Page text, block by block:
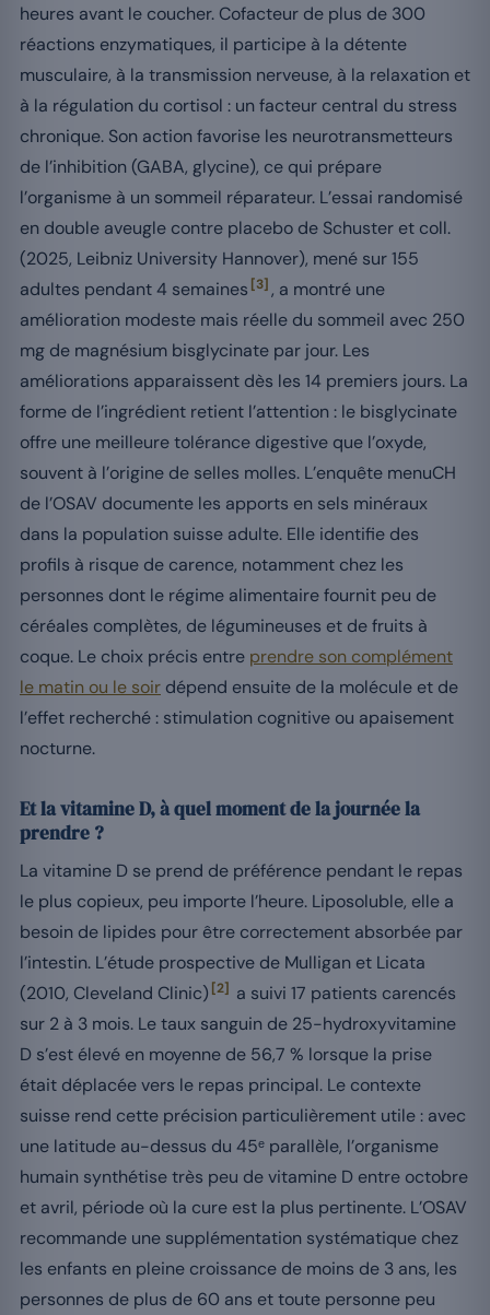
heures avant le coucher. Cofacteur de plus de 300
réactions enzymatiques, il participe à la détente
musculaire, à la transmission nerveuse, à la relaxation et
à la régulation du cortisol : un facteur central du stress
chronique. Son action favorise les neurotransmetteurs
de l’inhibition (GABA, glycine), ce qui prépare
l’organisme à un sommeil réparateur. L’essai randomisé
en double aveugle contre placebo de Schuster et coll.
(2025, Leibniz University Hannover), mené sur 155
adultes pendant 4 semaines [3] , a montré une
amélioration modeste mais réelle du sommeil avec 250
mg de magnésium bisglycinate par jour. Les
améliorations apparaissent dès les 14 premiers jours. La
forme de l’ingrédient retient l’attention : le bisglycinate
offre une meilleure tolérance digestive que l’oxyde,
souvent à l’origine de selles molles. L’enquête menuCH
de l’OSAV documente les apports en sels minéraux
dans la population suisse adulte. Elle identifie des
profils à risque de carence, notamment chez les
personnes dont le régime alimentaire fournit peu de
céréales complètes, de légumineuses et de fruits à
coque. Le choix précis entre prendre son complément
le matin ou le soir dépend ensuite de la molécule et de
l’effet recherché : stimulation cognitive ou apaisement
nocturne.
Et la vitamine D, à quel moment de la journée la
prendre ?
La vitamine D se prend de préférence pendant le repas
le plus copieux, peu importe l’heure. Liposoluble, elle a
besoin de lipides pour être correctement absorbée par
l’intestin. L’étude prospective de Mulligan et Licata
(2010, Cleveland Clinic) [2]
a suivi 17 patients carencés
sur 2 à 3 mois. Le taux sanguin de 25-hydroxyvitamine
D s’est élevé en moyenne de 56,7 % lorsque la prise
était déplacée vers le repas principal. Le contexte
suisse rend cette précision particulièrement utile : avec
une latitude au-dessus du 45ᵉ parallèle, l’organisme
humain synthétise très peu de vitamine D entre octobre
et avril, période où la cure est la plus pertinente. L’OSAV
recommande une supplémentation systématique chez
les enfants en pleine croissance de moins de 3 ans, les
personnes de plus de 60 ans et toute personne peu